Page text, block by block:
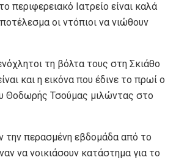
περιφερειακό Ιατρείο είναι καλά
οι ντόπιοι να νιώθουν
τη βόλτα τους στη Σκιάθο
και η εικόνα που έδινε το πρωί ο
Θοδωρής Τσούμας μιλώντας στο
την περασμένη εβδομάδα από το
να νοικιάσουν κατάστημα για το